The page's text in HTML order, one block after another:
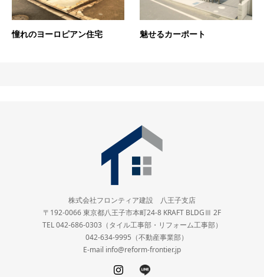
憧れのヨーロピアン住宅 魅せるカーポート
株式会社フロンティア建設 八王子支店
〒192-0066 東京都八王子市本町24-8 KRAFT BLDGⅢ 2F
TEL 042-686-0303（タイル工事部・リフォーム工事部）
042-634-9995（不動産事業部）
E-mail info@reform-frontier.jp